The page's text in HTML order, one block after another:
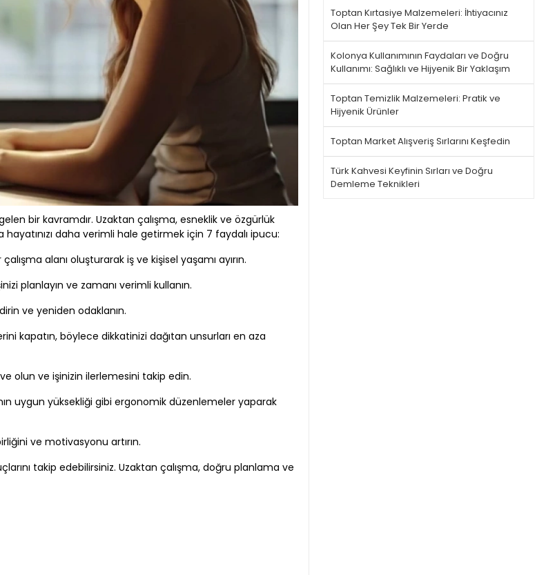
bir kavramdır. Uzaktan çalışma, esneklik ve özgürlük
daha verimli hale getirmek için 7 faydalı ipucu:
alanı oluşturarak iş ve kişisel yaşamı ayırın.
planlayın ve zamanı verimli kullanın.
ve yeniden odaklanın.
kapatın, böylece dikkatinizi dağıtan unsurları en aza
olun ve işinizin ilerlemesini takip edin.
uygun yüksekliği gibi ergonomik düzenlemeler yaparak
ve motivasyonu artırın.
takip edebilirsiniz. Uzaktan çalışma, doğru planlama ve
Toptan Kırtasiye Malzemeleri: İhtiyacınız
Olan Her Şey Tek Bir Yerde
Kolonya Kullanımının Faydaları ve Doğru
Kullanımı: Sağlıklı ve Hijyenik Bir Yaklaşım
Toptan Temizlik Malzemeleri: Pratik ve
Hijyenik Ürünler
Toptan Market Alışveriş Sırlarını Keşfedin
Türk Kahvesi Keyfinin Sırları ve Doğru
Demleme Teknikleri